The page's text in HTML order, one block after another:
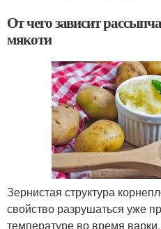
От чего зависит
мякоти
Зернистая структура
свойство разрушаться уже
температуре во время